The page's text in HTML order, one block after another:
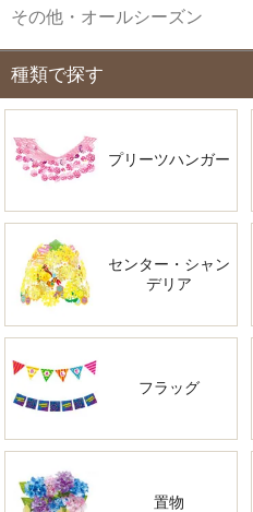
その他・オールシーズン
種類で探す
プリーツハンガー
センター・シャン
デリア
フラッグ
置物